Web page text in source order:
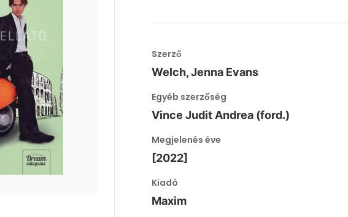
Szerző
Welch, Jenna Evans
Egyéb szerzőség
Vince Judit Andrea (ford.)
Megjelenés éve
[2022]
Kiadó
Maxim